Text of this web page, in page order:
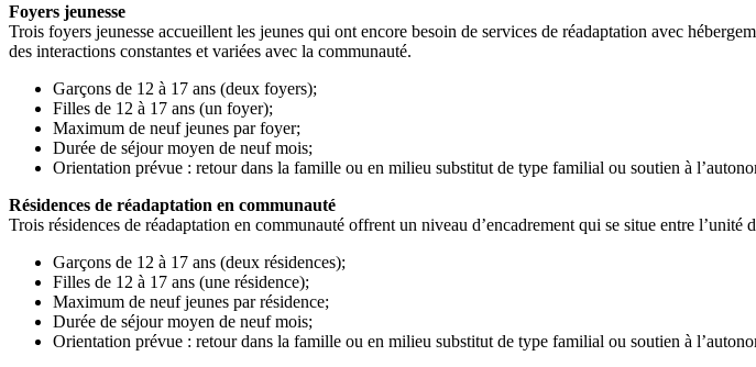
Foyers jeunesse
Trois foyers jeunesse accueillent les jeunes qui ont encore besoin de services de réadaptation avec
des interactions constantes et variées avec la communauté.
Garçons de 12 à 17 ans (deux foyers);
Filles de 12 à 17 ans (un foyer);
Maximum de neuf jeunes par foyer;
Durée de séjour moyen de neuf mois;
Orientation prévue : retour dans la famille ou en milieu substitut de type familial ou soutien à
Résidences de réadaptation en communauté
Trois résidences de réadaptation en communauté offrent un niveau d’encadrement qui se situe entre
Garçons de 12 à 17 ans (deux résidences);
Filles de 12 à 17 ans (une résidence);
Maximum de neuf jeunes par résidence;
Durée de séjour moyen de neuf mois;
Orientation prévue : retour dans la famille ou en milieu substitut de type familial ou soutien à